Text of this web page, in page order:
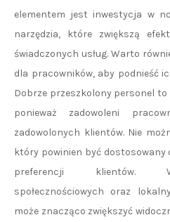
elementem jest inwestycja w
narzędzia, które zwiększą
świadczonych usług. Warto
dla pracowników, aby podnieść
Dobrze przeszkolony personel
ponieważ zadowoleni
zadowolonych klientów. Nie
który powinien być
preferencji klientów.
społecznościowych oraz
może znacząco zwiększyć